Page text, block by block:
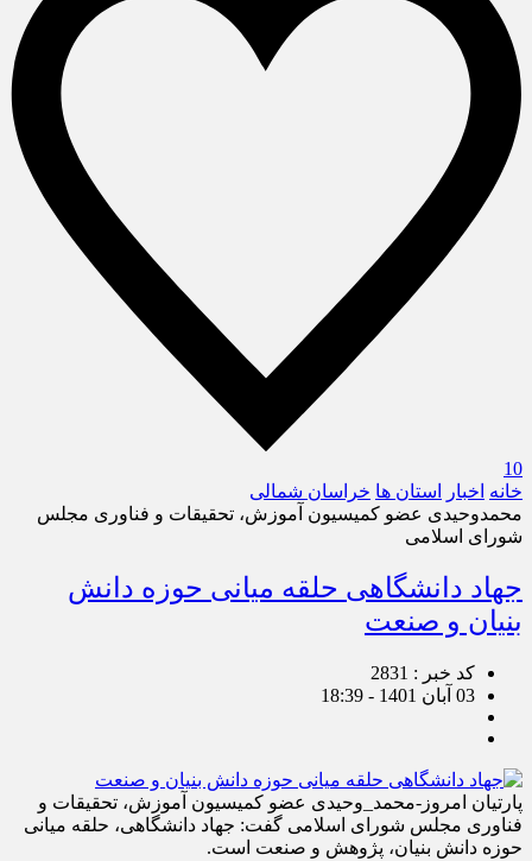
10
خانه اخبار استان ها خراسان شمالی
محمدوحیدی عضو کمیسیون آموزش، تحقیقات و فناوری مجلس
شورای اسلامی
جهاد دانشگاهی حلقه میانی حوزه دانش
بنیان و صنعت
کد خبر : 2831
03 آبان 1401 - 18:39
پارتیان امروز-محمد_وحیدی عضو کمیسیون آموزش، تحقیقات و
فناوری مجلس شورای اسلامی گفت: جهاد دانشگاهی، حلقه میانی
حوزه دانش بنیان، پژوهش و صنعت است.